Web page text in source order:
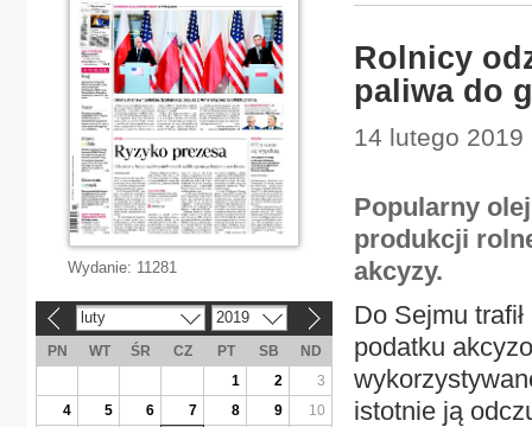
Rolnicy
paliwa do
14 lutego 2019
Popularny
produkcji
akcyzy.
Do Sejmu
podatku
istotnie ją
Wydanie: 11281
luty 2019
PN WT ŚR CZ PT SB
ND
1
2
3
4
5 6 7 8 9
10